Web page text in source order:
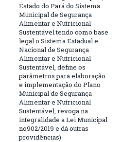
Estado do Pará do Sistema
Municipal de Segurança
Alimentar e Nutricional
Sustentável tendo como base
legal o Sistema Estadual e
Nacional de Segurança
Alimentar e Nutricional
Sustentável, define os
parâmetros para elaboração
e implementação do Plano
Municipal de Segurança
Alimentar e Nutricional
Sustentável, revoga na
integralidade a Lei Municipal
no902/2019 e dá outras
providências)